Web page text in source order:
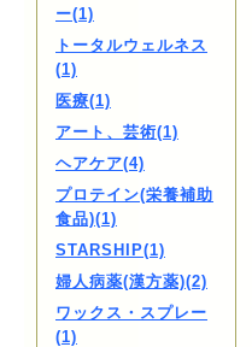
ー(1)
トータルウェルネス
(1)
医療(1)
アート、芸術(1)
ヘアケア(4)
プロテイン(栄養補助
食品)(1)
STARSHIP(1)
婦人病薬(漢方薬)(2)
ワックス・スプレー
(1)